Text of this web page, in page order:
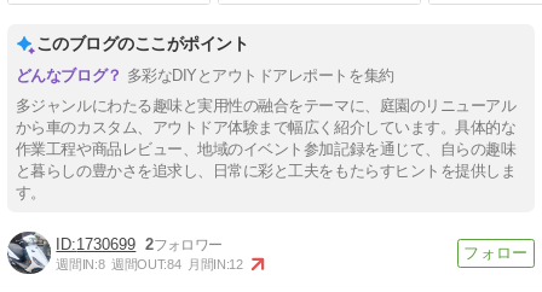
このブログのここがポイント
多彩なDIYとアウトドアレポートを集約
多ジャンルにわたる趣味と実用性の融合をテーマに、庭園のリニューアル
から車のカスタム、アウトドア体験まで幅広く紹介しています。具体的な
作業工程や商品レビュー、地域のイベント参加記録を通じて、自らの趣味
と暮らしの豊かさを追求し、日常に彩と工夫をもたらすヒントを提供しま
す。
1730699 2
週間IN:8 週間OUT:84 月間IN:12